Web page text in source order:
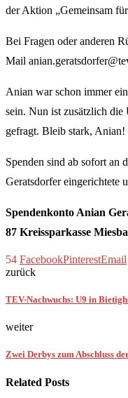
der Aktion „Gemeinsam
Bei Fragen oder anderen
Mail
Anian war schon immer
sein. Nun ist zusätzlich
gefragt. Bleib stark, Anian!
Spenden sind ab sofort an
Geratsdorfer eingerichtete
Spendenkonto Anian
87 Kreissparkasse
54 FacebookPinterestEmail
zurück
TEV-Nachwuchs: U9 in
weiter
Zwei Derbys zum Abschluss
Related Posts